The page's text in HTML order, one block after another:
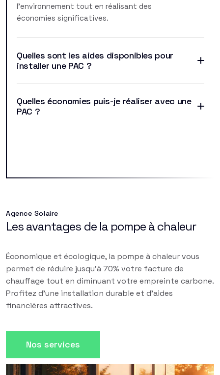
l'environnement tout en réalisant des
économies significatives.
Quelles sont les aides disponibles pour
installer une PAC ?
Quelles économies puis-je réaliser avec une
PAC ?
Agence Solaire
Les avantages de la pompe à chaleur
Économique et écologique, la pompe à chaleur vous
permet de réduire jusqu'à 70% votre facture de
chauffage tout en diminuant votre empreinte carbone.
Profitez d'une installation durable et d'aides
financières attractives.
Nos services